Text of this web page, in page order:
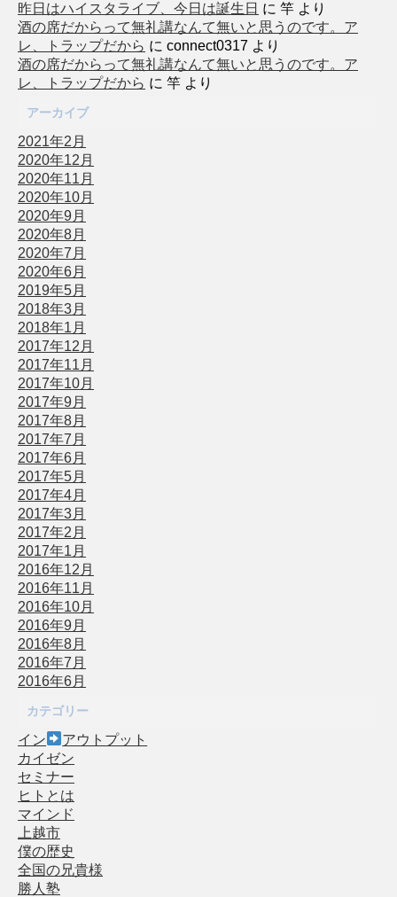
昨日はハイスタライブ、今日は誕生日 に 竿 より
酒の席だからって無礼講なんて無いと思うのです。ア
レ、トラップだから に connect0317 より
酒の席だからって無礼講なんて無いと思うのです。ア
レ、トラップだから に 竿 より
アーカイブ
2021年2月
2020年12月
2020年11月
2020年10月
2020年9月
2020年8月
2020年7月
2020年6月
2019年5月
2018年3月
2018年1月
2017年12月
2017年11月
2017年10月
2017年9月
2017年8月
2017年7月
2017年6月
2017年5月
2017年4月
2017年3月
2017年2月
2017年1月
2016年12月
2016年11月
2016年10月
2016年9月
2016年8月
2016年7月
2016年6月
カテゴリー
イン
アウトプット
カイゼン
セミナー
ヒトとは
マインド
上越市
僕の歴史
全国の兄貴様
勝人塾